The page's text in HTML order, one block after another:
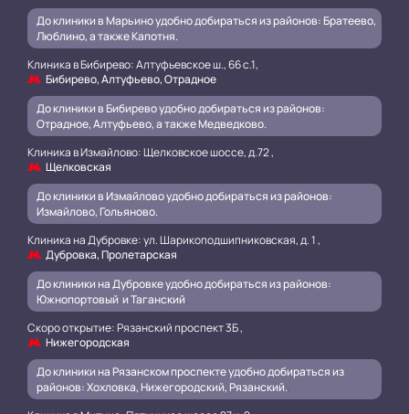
До клиники в Марьино удобно добираться из районов: Братеево,
Люблино, а также Капотня.
Клиника в Бибирево: Алтуфьевское ш., 66 с.1,
Бибирево, Алтуфьево, Отрадное
До клиники в Бибирево удобно добираться из районов:
Отрадное, Алтуфьево, а также Медведково.
Клиника в Измайлово: Щелковское шоссе, д.72 ,
Щелковская
До клиники в Измайлово удобно добираться из районов:
Измайлово, Гольяново.
Клиника на Дубровке: ул. Шарикоподшипниковская, д. 1 ,
Дубровка, Пролетарская
До клиники на Дубровке удобно добираться из районов:
Южнопортовый и Таганский.
Скоро открытие: Рязанский проспект 3Б ,
Нижегородская
До клиники на Рязанском проспекте удобно добираться из
районов: Хохловка, Нижегородский, Рязанский..